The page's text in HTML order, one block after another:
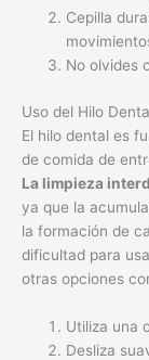
de comida de
La limpieza
ya que la
dificultad para
otras opciones
Utiliza una
Desliza
cuidado de
Enjuaga tu
dental.
Enjuague Bucal
Si bien no es